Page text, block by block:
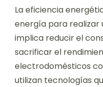
La eficiencia
energía para realizar
implica reducir el
sacrificar el
electrodomésticos
utilizan tecnologías